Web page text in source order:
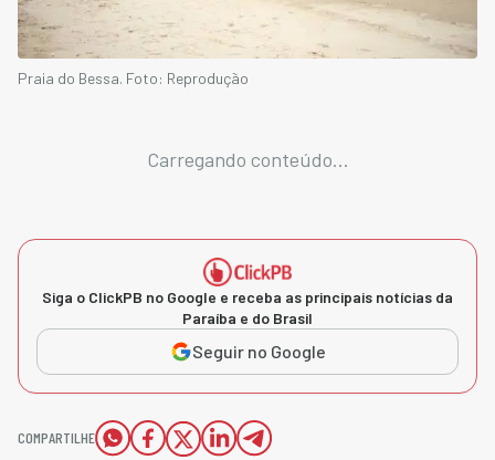
Praia do Bessa. Foto: Reprodução
Carregando conteúdo...
Siga o ClickPB no Google e receba as principais notícias da
Paraíba e do Brasil
Seguir no Google
COMPARTILHE